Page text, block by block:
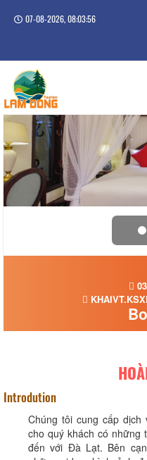
07-08-2026, 08:03:57
Introdution
Chúng tôi cung cấp
cho quý khách có những
đến với Đà Lạt. Bên